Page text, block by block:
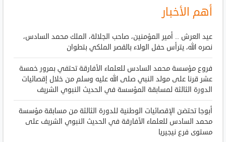
أهم الأخبار
عيد العرش .. أمير المؤمنين، صاحب الجلالة، الملك محمد السادس،
نصره الله، يترأس حفل الولاء بالقصر الملكي بتطوان
فروع مؤسسة محمد السادس للعلماء الأفارقة تحتفي بمرور خمسة
عشر قرنا على مولد النبي صلى الله عليه وسلم من خلال إقصائيات
الدورة الثالثة لمسابقة المؤسسة في الحديث النبوي الشريف
أبوجا تحتضن الإقصائيات الوطنية للدورة الثالثة من مسابقة مؤسسة
محمد السادس للعلماء الأفارقة في الحديث النبوي الشريف على
مستوى فرع نيجيريا